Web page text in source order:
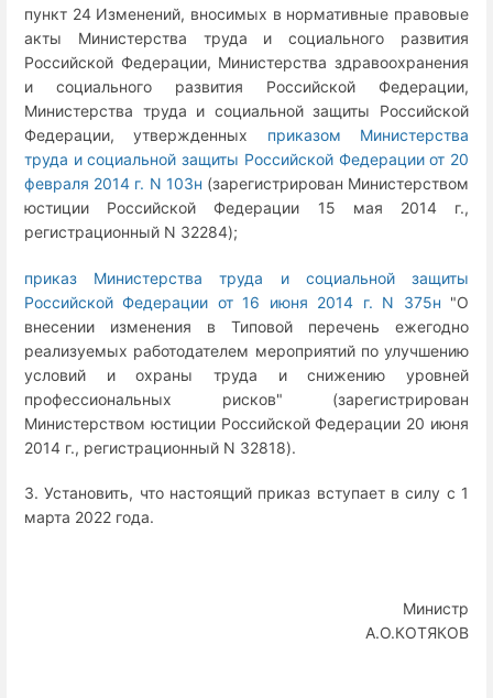
пункт 24 Изменений, вносимых в нормативные правовые
акты Министерства труда и социального развития
Российской Федерации, Министерства здравоохранения
и социального развития Российской Федерации,
Министерства труда и социальной защиты Российской
Федерации, утвержденных приказом Министерства
труда и социальной защиты Российской Федерации от 20
февраля 2014 г. N 103н (зарегистрирован Министерством
юстиции Российской Федерации 15 мая 2014 г.,
регистрационный N 32284);
приказ Министерства труда и социальной защиты
Российской Федерации от 16 июня 2014 г. N 375н "О
внесении изменения в Типовой перечень ежегодно
реализуемых работодателем мероприятий по улучшению
условий и охраны труда и снижению уровней
профессиональных рисков" (зарегистрирован
Министерством юстиции Российской Федерации 20 июня
2014 г., регистрационный N 32818).
3. Установить, что настоящий приказ вступает в силу с 1
марта 2022 года.
Министр
А.О.КОТЯКОВ